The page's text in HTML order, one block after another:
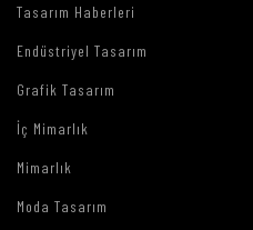
Tasarım Haberleri
Endüstriyel Tasarım
Grafik Tasarım
İç Mimarlık
Mimarlık
Moda Tasarım